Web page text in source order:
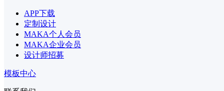
APP下载
定制设计
MAKA个人会员
MAKA企业会员
设计师招募
模板中心